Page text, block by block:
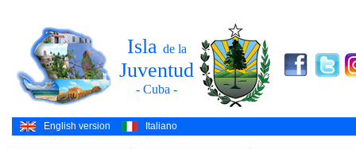
Isla de la
Juventud
- Cuba -
English version Italiano